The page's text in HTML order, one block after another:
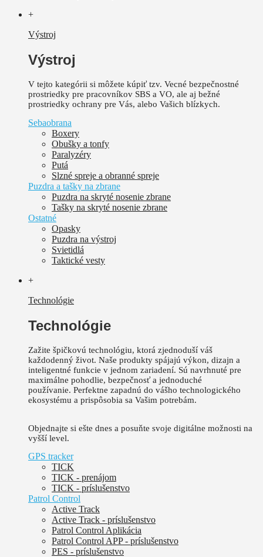
+
Výstroj
Výstroj
V tejto kategórii si môžete kúpiť tzv. Vecné bezpečnostné
prostriedky pre pracovníkov SBS a VO, ale aj bežné
prostriedky ochrany pre Vás, alebo Vašich blízkych.
Sebaobrana
Boxery
Obušky a tonfy
Paralyzéry
Putá
Slzné spreje a obranné spreje
Puzdra a tašky na zbrane
Puzdra na skryté nosenie zbrane
Tašky na skryté nosenie zbrane
Ostatné
Opasky
Puzdra na výstroj
Svietidlá
Taktické vesty
+
Technológie
Technológie
Zažite špičkovú technológiu, ktorá zjednoduší váš
každodenný život. Naše produkty spájajú výkon, dizajn a
inteligentné funkcie v jednom zariadení. Sú navrhnuté pre
maximálne pohodlie, bezpečnosť a jednoduché
používanie. Perfektne zapadnú do vášho technologického
ekosystému a prispôsobia sa Vašim potrebám.
Objednajte si ešte dnes a posuňte svoje digitálne možnosti na
vyšší level.
GPS tracker
TICK
TICK - prenájom
TICK - príslušenstvo
Patrol Control
Active Track
Active Track - príslušenstvo
Patrol Control Aplikácia
Patrol Control APP - príslušenstvo
PES - príslušenstvo